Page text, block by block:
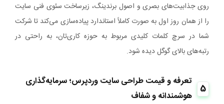
روی جذابیت‌های بصری و اصول برندینگ، زیرساخت سئوی فنی سایت
را از همان روز اول به صورت کاملاً استاندارد پیاده‌سازی می‌کند تا شرکت
شما در سرچ کلمات کلیدی مربوط به حوزه کاری‌تان، به راحتی در
رتبه‌های بالای گوگل دیده شود.
5
تعرفه و قیمت طراحی سایت وردپرس؛ سرمایه‌گذاری
هوشمندانه و شفاف